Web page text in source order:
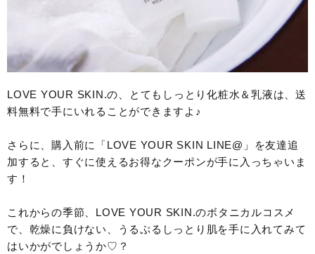
LOVE YOUR SKIN.の、とてもしっとり化粧水＆乳液は、送
料無料で手にいれることができますよ♪
さらに、購入前に「LOVE YOUR SKIN LINE@」を友達追
加すると、すぐに使えるお得なクーポンが手に入っちゃいま
す！
これからの季節、LOVE YOUR SKIN.のボタニカルコスメ
で、乾燥に負けない、うるぷるしっとり肌を手に入れてみて
はいかがでしょうか♡？